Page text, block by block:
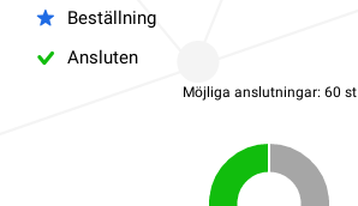
Beställning
Ansluten
Möjliga anslutningar: 60 st